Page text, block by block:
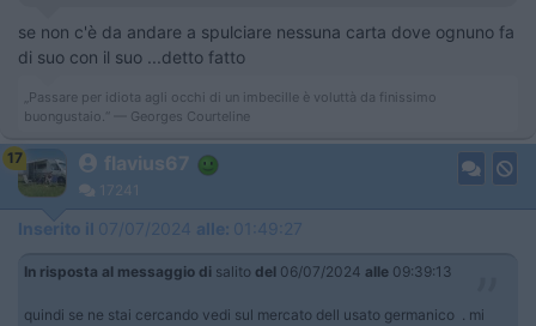
se non c'è da andare a spulciare nessuna carta dove ognuno fa
di suo con il suo ...detto fatto
„Passare per idiota agli occhi di un imbecille è voluttà da finissimo
buongustaio.“ — Georges Courteline
17 flavius67
17241
Inserito il 07/07/2024 alle: 01:49:27
In risposta al messaggio di salito del 06/07/2024 alle 09:39:13
quindi se ne stai cercando vedi sul mercato dell usato germanico . mi